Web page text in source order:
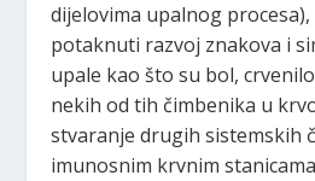
dijelovima upalnog
potaknuti razvoj znakova i
upale kao što su bol,
nekih od tih čimbenika u
stvaranje drugih sistemskih
imunosnim krvnim